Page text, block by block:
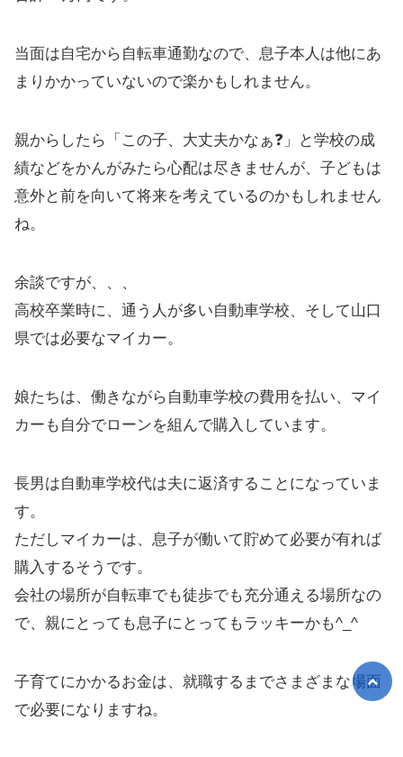
当面は自宅から自転車通勤なので、息子本人は他にあ
まりかかっていないので楽かもしれません。
親からしたら「この子、大丈夫かなぁ❓」と学校の成
績などをかんがみたら心配は尽きませんが、子どもは
意外と前を向いて将来を考えているのかもしれません
ね。
余談ですが、、、
高校卒業時に、通う人が多い自動車学校、そして山口
県では必要なマイカー。
娘たちは、働きながら自動車学校の費用を払い、マイ
カーも自分でローンを組んで購入しています。
長男は自動車学校代は夫に返済することになっていま
す。
ただしマイカーは、息子が働いて貯めて必要が有れば
購入するそうです。
会社の場所が自転車でも徒歩でも充分通える場所なの
で、親にとっても息子にとってもラッキーかも^_^
子育てにかかるお金は、就職するまでさまざまな場面
で必要になりますね。